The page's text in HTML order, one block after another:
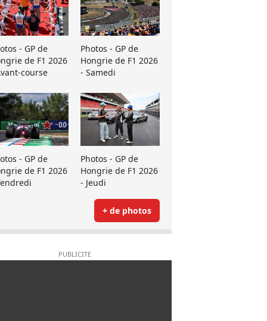
- GP de
de F1 2026
course
Photos - GP de
Hongrie de F1 2026
- Samedi
- GP de
de F1 2026
Photos - GP de
Hongrie de F1 2026
- Jeudi
+ de photos